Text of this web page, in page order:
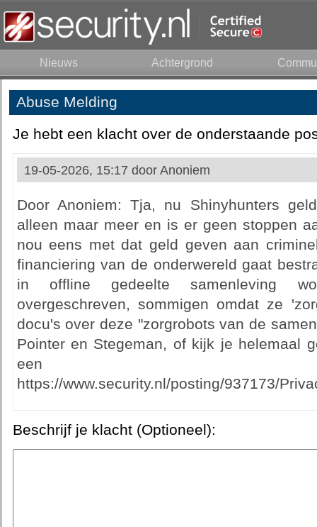
Nieuws Achtergrond
Abuse Melding
Je hebt een klacht over de onderstaande
19-05-2026, 15:17 door Anoniem
Door Anoniem: Tja, nu Shinyhunters
alleen maar meer en is er geen stoppen
nou eens met dat geld geven aan
financiering van de onderwereld gaat
in offline gedeelte samenleving
overgeschreven, sommigen omdat ze
docu's over deze "zorgrobots van de
Pointer en Stegeman, of kijk je helemaal
een
https://www.security.nl/posting/937173/
Beschrijf je klacht (Optioneel):